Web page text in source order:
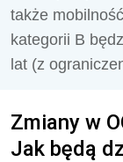
także
kategorii B
lat (z
Zmiany w
Jak będą